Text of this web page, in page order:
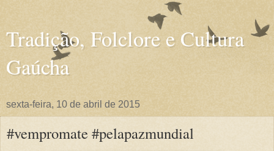
Tradição, Folclore e Cultura
Gaúcha
sexta-feira, 10 de abril de 2015
‪#‎vempromate‬ ‪#‎pelapazmundial‬